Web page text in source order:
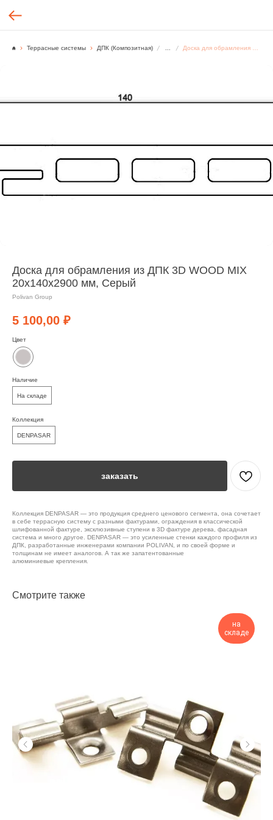
Террасные системы ДПК (Композитная)
Доска для обрамления из ДПК 3D WOOD MIX
20х140х2900 мм, Серый
Polivan Group
5 100,00 ₽
Цвет
Наличие
На складе
Коллекция
DENPASAR
заказать
Коллекция DENPASAR — это продукция среднего ценового сегмента, она сочетает
в себе террасную систему с разными фактурами, ограждения в классической
шлифованной фактуре, эксклюзивные ступени в 3D фактуре дерева, фасадная
система и много другое. DENPASAR — это усиленные стенки каждого профиля из
ДПК, разработанные инженерами компании POLIVAN, и по своей форме и
толщинам не имеет аналогов. А так же запатентованные
алюминиевые крепления.
Смотрите также
на
складе